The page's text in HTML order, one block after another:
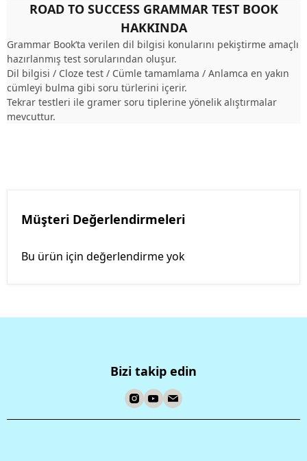
ROAD TO SUCCESS GRAMMAR TEST BOOK
HAKKINDA
Grammar Book’ta verilen dil bilgisi konularını pekiştirme amaçlı
hazırlanmış test sorularından oluşur.
Dil bilgisi / Cloze test / Cümle tamamlama / Anlamca en yakın
cümleyi bulma gibi soru türlerini içerir.
Tekrar testleri ile gramer soru tiplerine yönelik alıştırmalar
mevcuttur.
Müşteri Değerlendirmeleri
Bu ürün için değerlendirme yok
Bizi takip edin